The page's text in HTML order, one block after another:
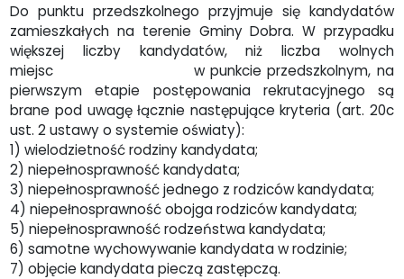
Do punktu przedszkolnego przyjmuje się kandydatów
zamieszkałych na terenie Gminy Dobra. W przypadku
większej liczby kandydatów, niż liczba wolnych
miejsc w punkcie przedszkolnym, na
pierwszym etapie postępowania rekrutacyjnego są
brane pod uwagę łącznie następujące kryteria (art. 20c
ust. 2 ustawy o systemie oświaty):
1) wielodzietność rodziny kandydata;
2) niepełnosprawność kandydata;
3) niepełnosprawność jednego z rodziców kandydata;
4) niepełnosprawność obojga rodziców kandydata;
5) niepełnosprawność rodzeństwa kandydata;
6) samotne wychowywanie kandydata w rodzinie;
7) objęcie kandydata pieczą zastępczą.